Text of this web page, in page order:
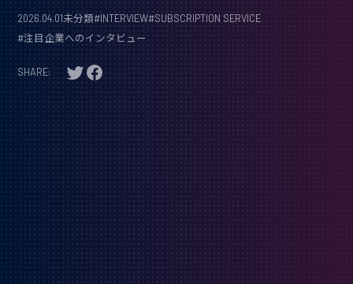
2026.04.01未分類#INTERVIEW#SUBSCRIPTION SERVICE
#注目企業へのインタビュー
SHARE: